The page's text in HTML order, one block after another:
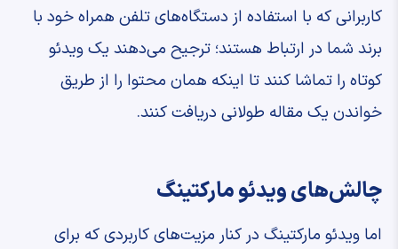
کاربرانی که با استفاده از دستگاه‌های تلفن همراه خود با
برند شما در ارتباط هستند؛ ترجیح می‌دهند یک ویدئو
کوتاه را تماشا کنند تا اینکه همان محتوا را از طریق
خواندن یک مقاله طولانی دریافت کنند.
چالش‌های ویدئو مارکتینگ
اما ویدئو مارکتینگ در کنار مزیت‌های کاربردی که برای